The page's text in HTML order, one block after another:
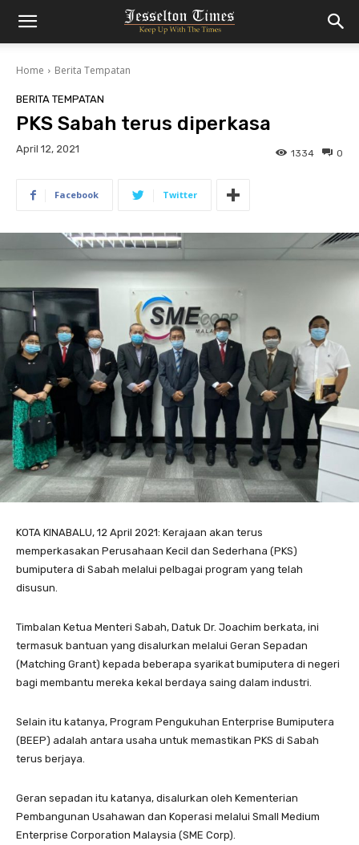
Home Berita Tempatan
BERITA TEMPATAN
PKS Sabah terus diperkasa
April 12, 2021 0
1334
Facebook Twitter
KOTA KINABALU, 12 April 2021: Kerajaan akan terus
memperkasakan Perusahaan Kecil dan Sederhana (PKS)
bumiputera di Sabah melalui pelbagai program yang telah
disusun.
Timbalan Ketua Menteri Sabah, Datuk Dr. Joachim berkata, ini
termasuk bantuan yang disalurkan melalui Geran Sepadan
(Matching Grant) kepada beberapa syarikat bumiputera di negeri
bagi membantu mereka kekal berdaya saing dalam industri.
Selain itu katanya, Program Pengukuhan Enterprise Bumiputera
(BEEP) adalah antara usaha untuk memastikan PKS di Sabah
terus berjaya.
Geran sepadan itu katanya, disalurkan oleh Kementerian
Pembangunan Usahawan dan Koperasi melalui Small Medium
Enterprise Corporation Malaysia (SME Corp).